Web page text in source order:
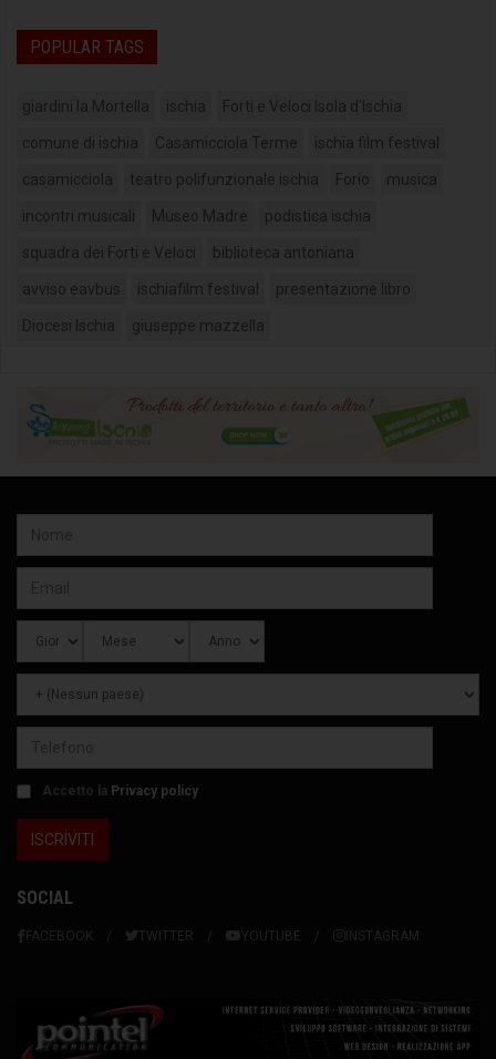
POPULAR TAGS
giardini la Mortella ischia Forti e Veloci Isola d'Ischia
comune di ischia Casamicciola Terme ischia film festival
casamicciola teatro polifunzionale ischia Forio musica
incontri musicali Museo Madre podistica ischia
squadra dei Forti e Veloci biblioteca antoniana
avviso eavbus ischiafilm festival presentazione libro
Diocesi Ischia giuseppe mazzella
Accetto la Privacy policy
SOCIAL
FACEBOOK TWITTER YOUTUBE INSTAGRAM